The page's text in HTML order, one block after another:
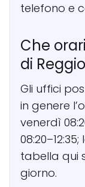
telefono e
Che
di
Gli uffici
in genere
venerdì
tabella qui
giorno.